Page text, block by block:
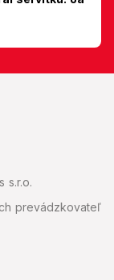
s.r.o.
prevádzkovateľ